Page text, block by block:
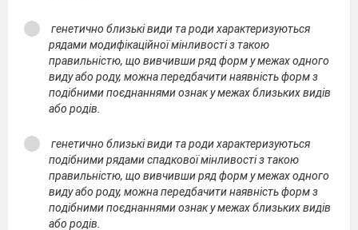
генетично близькі види та роди характеризуються
рядами модифікаційної мінливості з такою
правильністю, що вивчивши ряд форм у межах одного
виду або роду, можна передбачити наявність форм з
подібними поєднаннями ознак у межах близьких видів
або родів.
генетично близькі види та роди характеризуються
подібними рядами спадкової мінливості з такою
правильністю, що вивчивши ряд форм у межах одного
виду або роду, можна передбачити наявність форм з
подібними поєднаннями ознак у межах близьких видів
або родів.